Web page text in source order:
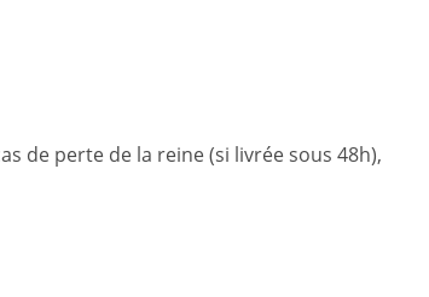
de perte de la reine (si livrée sous 48h),